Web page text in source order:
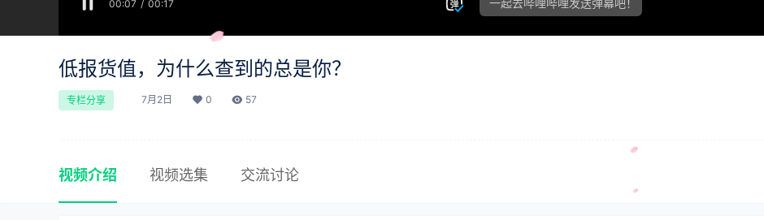
低报货值，为什么查到的总是你？
专栏分享 7月2日 0 57
视频介绍 视频选集 交流讨论